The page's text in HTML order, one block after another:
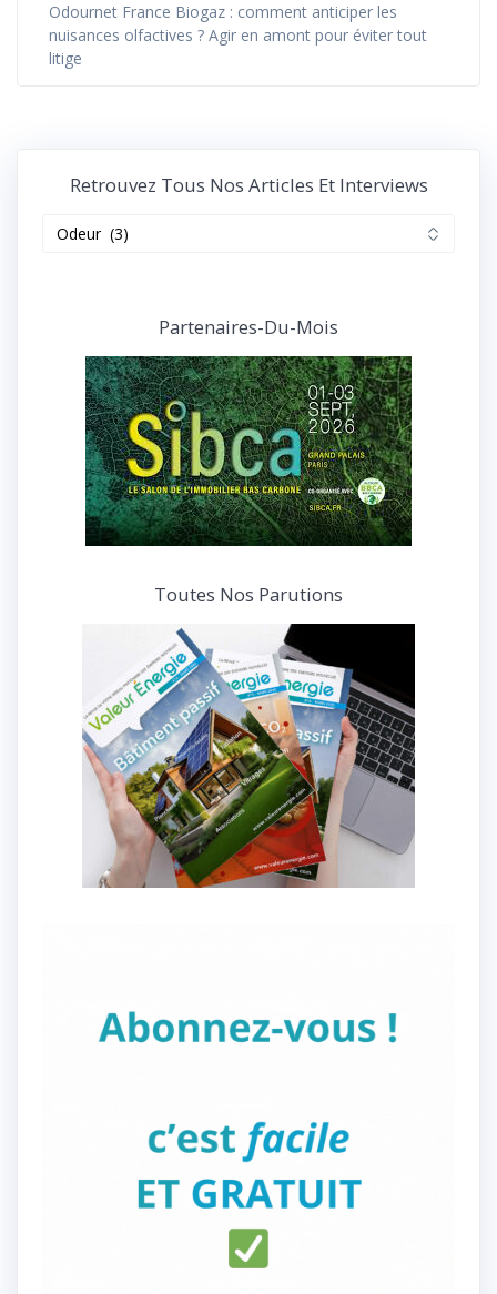
Odournet France Biogaz : comment anticiper les
nuisances olfactives ? Agir en amont pour éviter tout
litige
Retrouvez Tous Nos Articles Et Interviews
interviews
Partenaires-Du-Mois
Toutes Nos Parutions